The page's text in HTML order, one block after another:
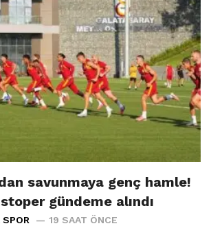
savunmaya genç hamle!
gündeme alındı
19 SAAT ÖNCE